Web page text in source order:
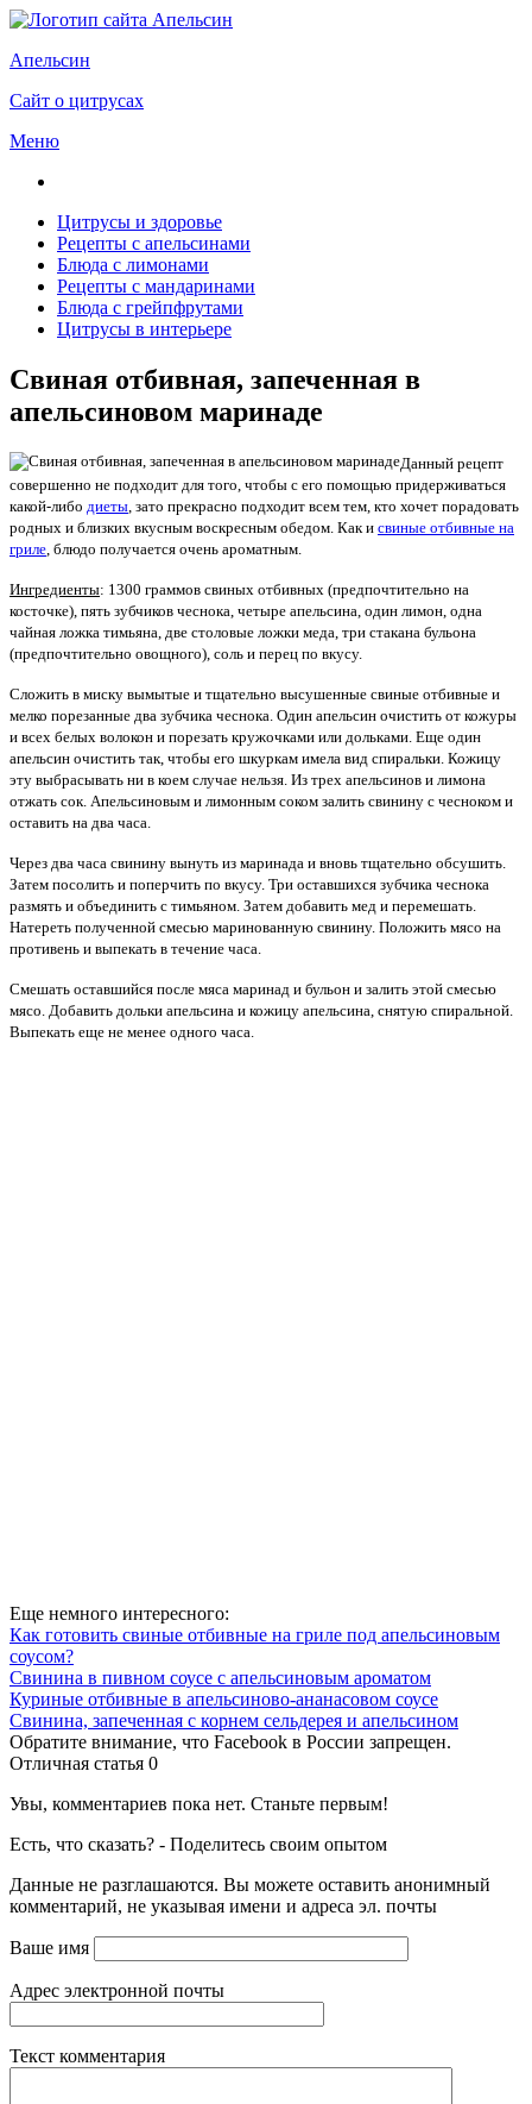
Апельсин
Сайт о цитрусах
Меню
Цитрусы и здоровье
Рецепты с апельсинами
Блюда с лимонами
Рецепты с мандаринами
Блюда с грейпфрутами
Цитрусы в интерьере
Свиная отбивная, запеченная в
апельсиновом маринаде
Данный рецепт
совершенно не подходит для того, чтобы с его помощью придерживаться
какой-либо диеты , зато прекрасно подходит всем тем, кто хочет порадовать
родных и близких вкусным воскресным обедом. Как и свиные отбивные на
гриле , блюдо получается очень ароматным.
Ингредиенты: 1300 граммов свиных отбивных (предпочтительно на
косточке), пять зубчиков чеснока, четыре апельсина, один лимон, одна
чайная ложка тимьяна, две столовые ложки меда, три стакана бульона
(предпочтительно овощного), соль и перец по вкусу.
Сложить в миску вымытые и тщательно высушенные свиные отбивные и
мелко порезанные два зубчика чеснока. Один апельсин очистить от кожуры
и всех белых волокон и порезать кружочками или дольками. Еще один
апельсин очистить так, чтобы его шкуркам имела вид спиральки. Кожицу
эту выбрасывать ни в коем случае нельзя. Из трех апельсинов и лимона
отжать сок. Апельсиновым и лимонным соком залить свинину с чесноком и
оставить на два часа.
Через два часа свинину вынуть из маринада и вновь тщательно обсушить.
Затем посолить и поперчить по вкусу. Три оставшихся зубчика чеснока
размять и объединить с тимьяном. Затем добавить мед и перемешать.
Натереть полученной смесью маринованную свинину. Положить мясо на
противень и выпекать в течение часа.
Смешать оставшийся после мяса маринад и бульон и залить этой смесью
мясо. Добавить дольки апельсина и кожицу апельсина, снятую спиральной.
Выпекать еще не менее одного часа.
Еще немного интересного:
Как готовить свиные отбивные на гриле под апельсиновым
соусом?
Свинина в пивном соусе с апельсиновым ароматом
Куриные отбивные в апельсиново-ананасовом соусе
Свинина, запеченная с корнем сельдерея и апельсином
Обратите внимание, что Facebook в России запрещен.
Отличная статья 0
Увы, комментариев пока нет. Станьте первым!
Есть, что сказать? - Поделитесь своим опытом
Данные не разглашаются. Вы можете оставить анонимный
комментарий, не указывая имени и адреса эл. почты
Ваше имя
Адрес электронной почты
Текст комментария